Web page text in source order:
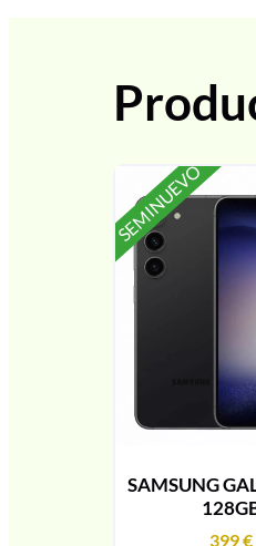
SEMINUEVO
SAMSUNG
399€